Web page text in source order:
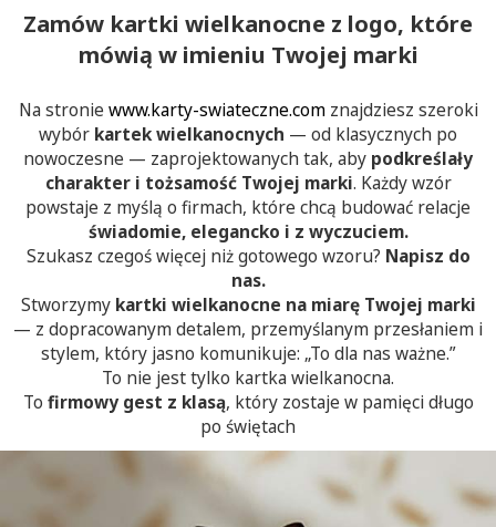
Zamów kartki wielkanocne z logo, które
mówią w imieniu Twojej marki
Na stronie www.karty-swiateczne.comznajdziesz szeroki
wybór kartek wielkanocnych — od klasycznych po
nowoczesne — zaprojektowanych tak, aby podkreślały
charakter i tożsamość Twojej marki. Każdy wzór
powstaje z myślą o firmach, które chcą budować relacje
świadomie, elegancko i z wyczuciem.
Szukasz czegoś więcej niż gotowego wzoru? Napisz do
nas.
Stworzymy kartki wielkanocne na miarę Twojej marki
— z dopracowanym detalem, przemyślanym przesłaniem i
stylem, który jasno komunikuje: „To dla nas ważne.”
To nie jest tylko kartka wielkanocna.
To firmowy gest z klasą, który zostaje w pamięci długo
po świętach